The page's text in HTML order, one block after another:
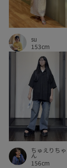
ワントーンコーデ
体型カバー
合わせやすい
抜け感
柔らかい風合い
程よいボリューム
落ち感 薄手
su
153cm
ちゅえりちゃ
ん
156cm